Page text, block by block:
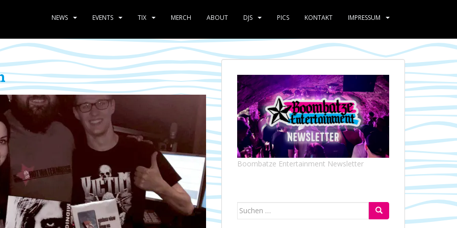
NEWS EVENTS TIX MERCH ABOUT DJS PICS KONTAKT IMPRESSUM
Boombatze Entertainment Newsletter
Suchen